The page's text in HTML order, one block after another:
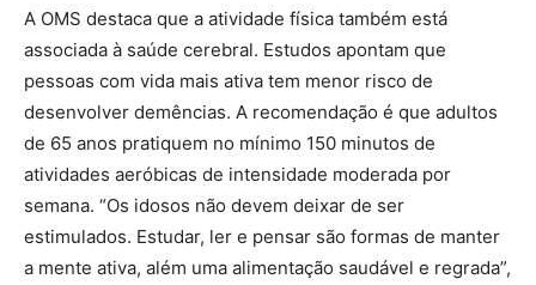
A OMS destaca que a atividade física também está
associada à saúde cerebral. Estudos apontam que
pessoas com vida mais ativa tem menor risco de
desenvolver demências. A recomendação é que adultos
de 65 anos pratiquem no mínimo 150 minutos de
atividades aeróbicas de intensidade moderada por
semana. “Os idosos não devem deixar de ser
estimulados. Estudar, ler e pensar são formas de manter
a mente ativa, além uma alimentação saudável e regrada”,